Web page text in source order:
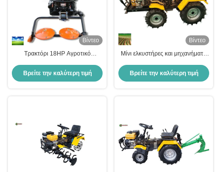
Βίντεο
Τρακτόρι 18HP Αγροτικό
Τετρακίνητο Τετρακίνητο
Βρείτε την καλύτερη τιμή
Βίντεο
Μίνι ελκυστήρες και μηχανήματα
ελκυστήρας γκαζόν
Βρείτε την καλύτερη τιμή